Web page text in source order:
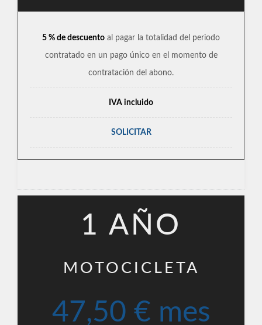
5 % de descuento al pagar la totalidad del periodo
contratado en un pago único en el momento de
contratación del abono.
IVA incluido
SOLICITAR
1 AÑO
MOTOCICLETA
47,50 € mes